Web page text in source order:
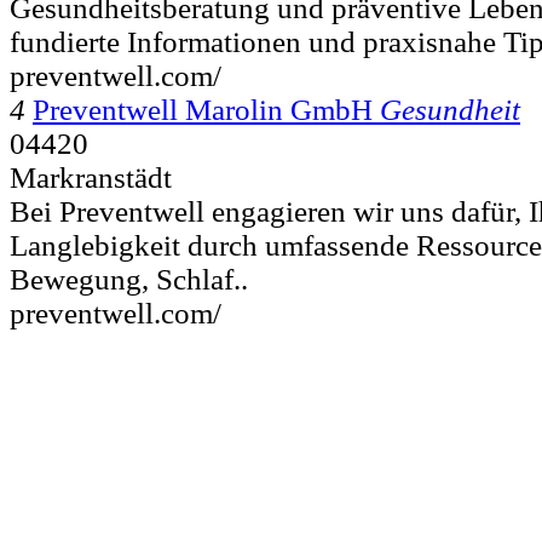
Gesundheitsberatung und präventive
fundierte Informationen und praxisnahe
preventwell.com/
4 Preventwell Marolin GmbH Gesundheit
04420
Markranstädt
Bei Preventwell engagieren wir uns dafür,
Langlebigkeit durch umfassende
Bewegung, Schlaf..
preventwell.com/